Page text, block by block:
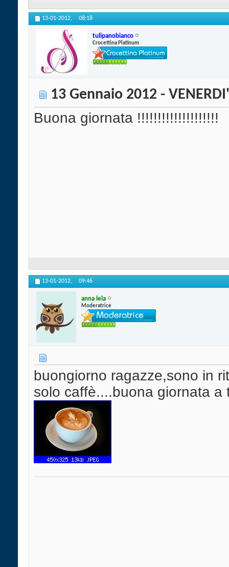
13-01-2012, 08:18
tulipanobianco
Crocettina Platinum
13 Gennaio 2012 - VENERDI'
Buona giornata !!!!!!!!!!!!!!!!!!!!
13-01-2012, 09:46
anna lela
Moderatrice
buongiorno ragazze,sono in
solo caffè....buona giornata a